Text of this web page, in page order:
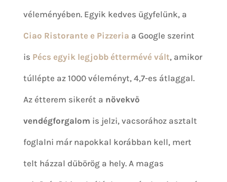
véleményében. Egyik kedves ügyfelünk, a
Ciao Ristorante e Pizzeria a Google szerint
is Pécs egyik legjobb éttermévé vált, amikor
túllépte az 1000 véleményt, 4,7-es átlaggal.
Az étterem sikerét a növekvő
vendégforgalom is jelzi, vacsorához asztalt
foglalni már napokkal korábban kell, mert
telt házzal dübörög a hely. A magas